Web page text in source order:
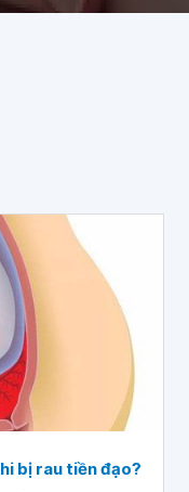
bị rau tiền đạo?